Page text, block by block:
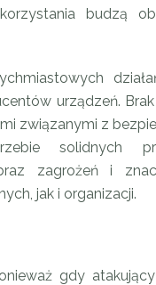
budzą
urządzeń.
związanymi z
solidnych
zagrożeń i
jak i organizacji.
gdy